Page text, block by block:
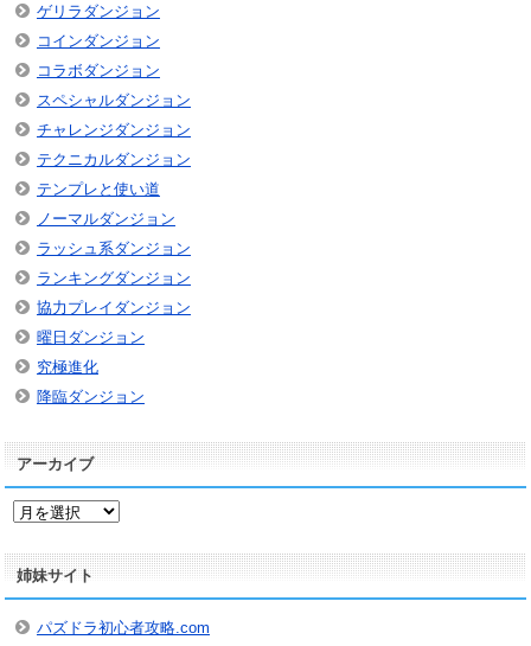
ゲリラダンジョン
コインダンジョン
コラボダンジョン
スペシャルダンジョン
チャレンジダンジョン
テクニカルダンジョン
テンプレと使い道
ノーマルダンジョン
ラッシュ系ダンジョン
ランキングダンジョン
協力プレイダンジョン
曜日ダンジョン
究極進化
降臨ダンジョン
アーカイブ
ア
カ
イ
ブ
姉妹サイト
パズドラ初心者攻略.com